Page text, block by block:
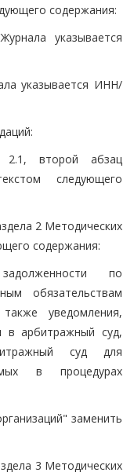
содержания:
указывается
указывается ИНН/
2.1, второй абзац
следующего
2 Методических
содержания:
по
обязательствам
уведомления,
в арбитражный суд,
суд для
в процедурах
заменить
3 Методических